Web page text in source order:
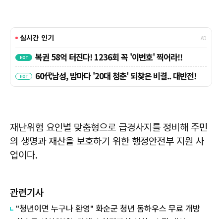
재난위험 요인별 맞춤형으로 급경사지를 정비해 주민
의 생명과 재산을 보호하기 위한 행정안전부 지원 사
업이다.
관련기사
"청년이면 누구나 환영" 화순군 청년 돔하우스 무료 개방